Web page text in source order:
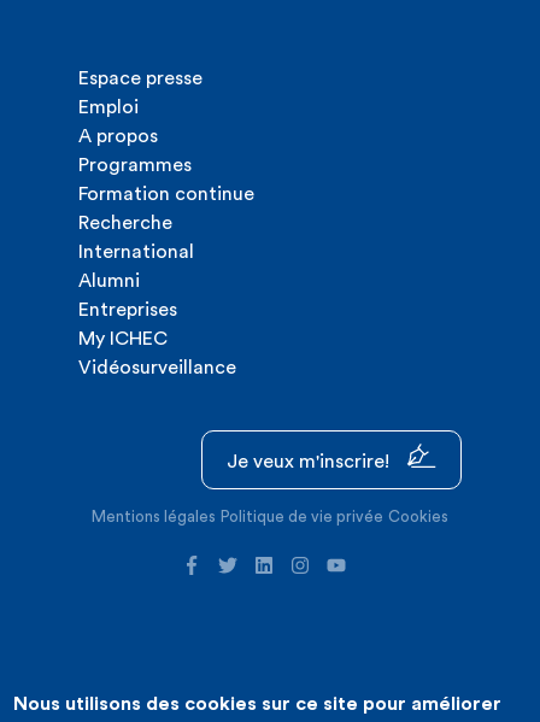
Espace presse
Emploi
A propos
Programmes
Formation continue
Recherche
International
Alumni
Entreprises
My ICHEC
Vidéosurveillance
Je veux m'inscrire!
Mentions légales Politique de vie privée Cookies
©2026 ICHEC |Création de site internet : Expansion
Nous utilisons des cookies sur ce site pour améliorer